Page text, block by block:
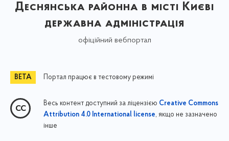
Деснянська районна в місті Києві
державна адміністрація
офіційний вебпортал
Портал працює в тестовому режимі
Весь контент доступний за ліцензією Creative Commons
Attribution 4.0 International license, якщо не зазначено
інше